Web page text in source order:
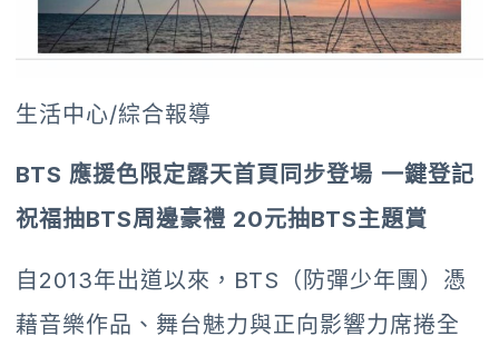
生活中心/綜合報導
BTS 應援色限定露天首頁同步登場 一鍵登記
祝福抽BTS周邊豪禮 20元抽BTS主題賞
自2013年出道以來，BTS（防彈少年團）憑
藉音樂作品、舞台魅力與正向影響力席捲全